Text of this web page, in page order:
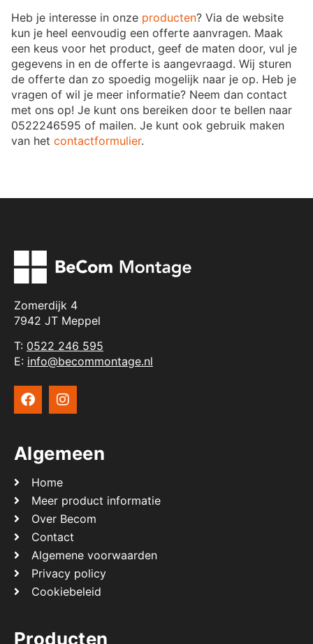
Heb je interesse in onze producten? Via de website
kun je heel eenvoudig een offerte aanvragen. Maak
een keus voor het product, geef de maten door, vul je
gegevens in en de offerte is aangevraagd. Wij sturen
de offerte dan zo spoedig mogelijk naar je op. Heb je
vragen of wil je meer informatie? Neem dan contact
met ons op! Je kunt ons bereiken door te bellen naar
0522246595 of mailen. Je kunt ook gebruik maken
van het contactformulier.
Zomerdijk 4
7942 JT Meppel
T: 0522 246 595
E: info@becommontage.nl
Algemeen
Home
Meer product informatie
Over Becom
Contact
Algemene voorwaarden
Privacy policy
Cookiebeleid
Producten